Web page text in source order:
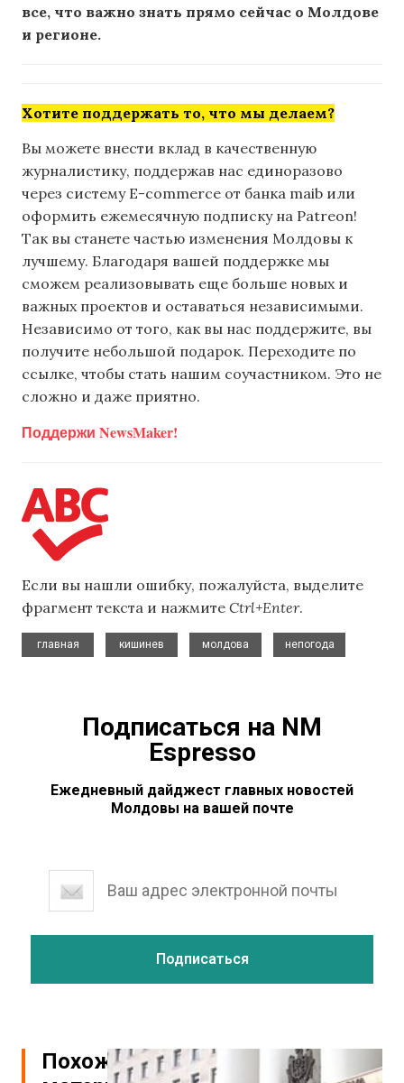
все, что важно знать прямо сейчас о Молдове
и регионе.
Хотите поддержать то, что мы делаем?
Вы можете внести вклад в качественную
журналистику, поддержав нас единоразово
через систему E-commerce от банка maib или
оформить ежемесячную подписку на Patreon!
Так вы станете частью изменения Молдовы к
лучшему. Благодаря вашей поддержке мы
сможем реализовывать еще больше новых и
важных проектов и оставаться независимыми.
Независимо от того, как вы нас поддержите, вы
получите небольшой подарок. Переходите по
ссылке, чтобы стать нашим соучастником. Это не
сложно и даже приятно.
Поддержи NewsMaker!
Если вы нашли ошибку, пожалуйста, выделите
фрагмент текста и нажмите Ctrl+Enter.
главная
кишинев
молдова
непогода
Подписаться на NM
Espresso
Ежедневный дайджест главных новостей
Молдовы на вашей почте
Похожие